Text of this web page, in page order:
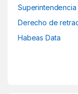
Superintendencia
Derecho de
Habeas Data